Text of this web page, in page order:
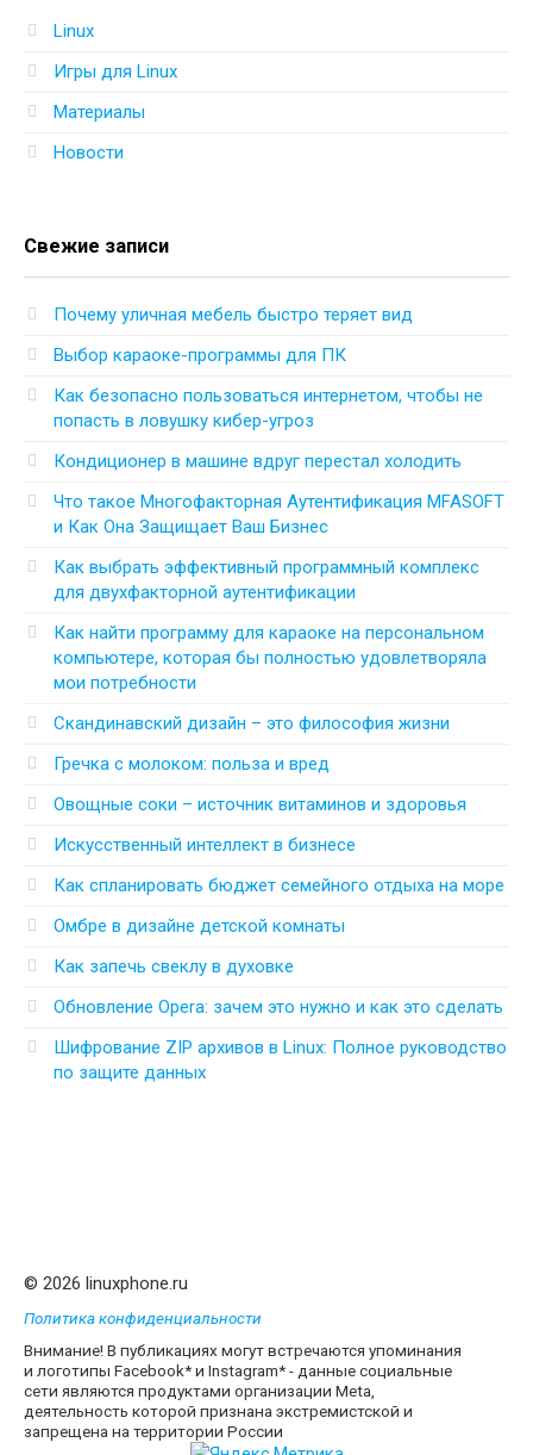
Linux
Игры для Linux
Материалы
Новости
Свежие записи
Почему уличная мебель быстро теряет вид
Выбор караоке-программы для ПК
Как безопасно пользоваться интернетом, чтобы не
попасть в ловушку кибер-угроз
Кондиционер в машине вдруг перестал холодить
Что такое Многофакторная Аутентификация MFASOFT
и Как Она Защищает Ваш Бизнес
Как выбрать эффективный программный комплекс
для двухфакторной аутентификации
Как найти программу для караоке на персональном
компьютере, которая бы полностью удовлетворяла
мои потребности
Скандинавский дизайн – это философия жизни
Гречка с молоком: польза и вред
Овощные соки – источник витаминов и здоровья
Искусственный интеллект в бизнесе
Как спланировать бюджет семейного отдыха на море
Омбре в дизайне детской комнаты
Как запечь свеклу в духовке
Обновление Opera: зачем это нужно и как это сделать
Шифрование ZIP архивов в Linux: Полное руководство
по защите данных
© 2026 linuxphone.ru
Политика конфиденциальности
Внимание! В публикациях могут встречаются упоминания
и логотипы Facebook* и Instagram* - данные социальные
сети являются продуктами организации Meta,
деятельность которой признана экстремистской и
запрещена на территории России